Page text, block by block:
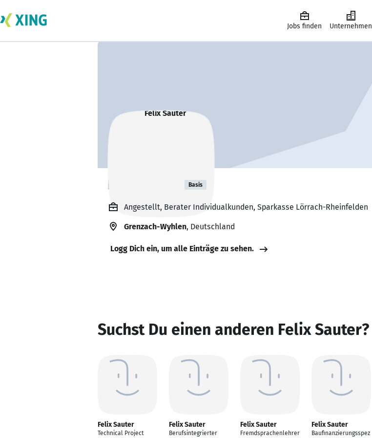
Jobs finden Unternehmen
Felix Sauter Basis
Angestellt, Berater Individualkunden, Sparkasse Lörrach-Rheinfelden
Grenzach-Wyhlen, Deutschland
Logg Dich ein, um alle Einträge zu sehen.
Suchst Du einen anderen Felix Sauter?
Felix Sauter
Technical Project
Felix Sauter
Berufsintegrierter
Felix Sauter
Fremdsprachenlehrer
Felix Sauter
Baufinanzierungsspez